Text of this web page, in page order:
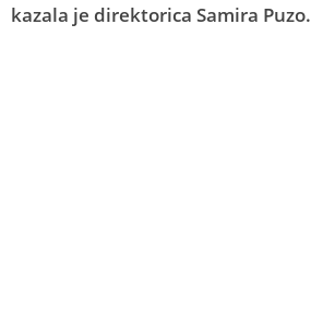
kazala je direktorica Samira Puzo.